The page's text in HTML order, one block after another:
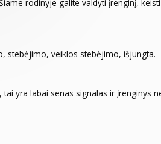
rodinyje galite valdyti įrenginį,
stebėjimo, veiklos stebėjimo, išjungta.
yra labai senas signalas ir įrenginys